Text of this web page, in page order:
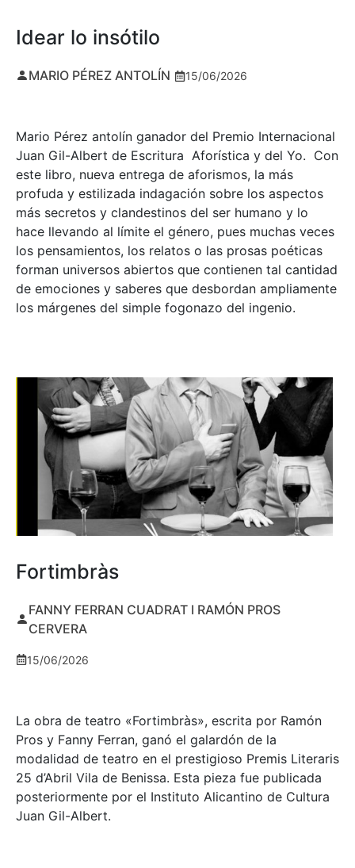
Idear lo insótilo
MARIO PÉREZ ANTOLÍN 15/06/2026
Mario Pérez antolín ganador del Premio Internacional
Juan Gil-Albert de Escritura Aforística y del Yo. Con
este libro, nueva entrega de aforismos, la más
profuda y estilizada indagación sobre los aspectos
más secretos y clandestinos del ser humano y lo
hace llevando al límite el género, pues muchas veces
los pensamientos, los relatos o las prosas poéticas
forman universos abiertos que contienen tal cantidad
de emociones y saberes que desbordan ampliamente
los márgenes del simple fogonazo del ingenio.
Fortimbràs
FANNY FERRAN CUADRAT I RAMÓN PROS
CERVERA
15/06/2026
La obra de teatro «Fortimbràs», escrita por Ramón
Pros y Fanny Ferran, ganó el galardón de la
modalidad de teatro en el prestigioso Premis Literaris
25 d’Abril Vila de Benissa. Esta pieza fue publicada
posteriormente por el Instituto Alicantino de Cultura
Juan Gil-Albert.